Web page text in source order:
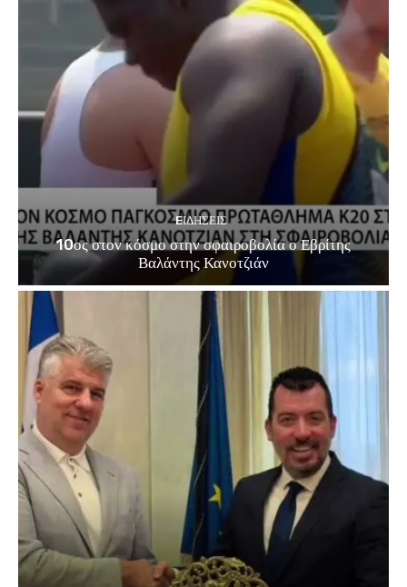
EΙΔΗΣΕΙΣ
10ος στον κόσμο στην σφαιροβολία ο Εβρίτης
Βαλάντης Κανοτζιάν